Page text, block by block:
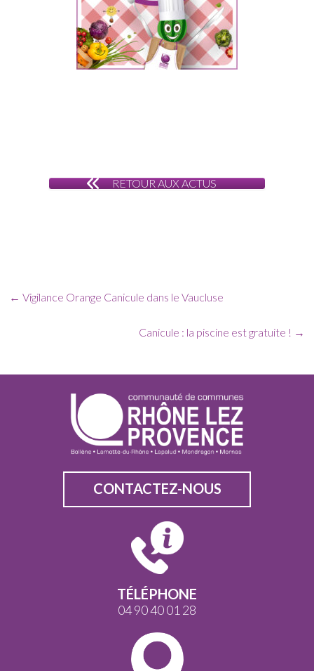
RETOUR AUX ACTUS
← Vigilance Orange Canicule dans le Vaucluse
Canicule : la piscine est gratuite ! →
CONTACTEZ-NOUS
TÉLÉPHONE
04 90 40 01 28